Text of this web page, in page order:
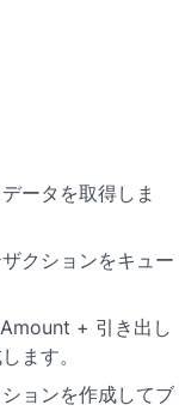
ータを取得しま
クションをキュー
+ 引き出し
ます。
ョンを作成してブ